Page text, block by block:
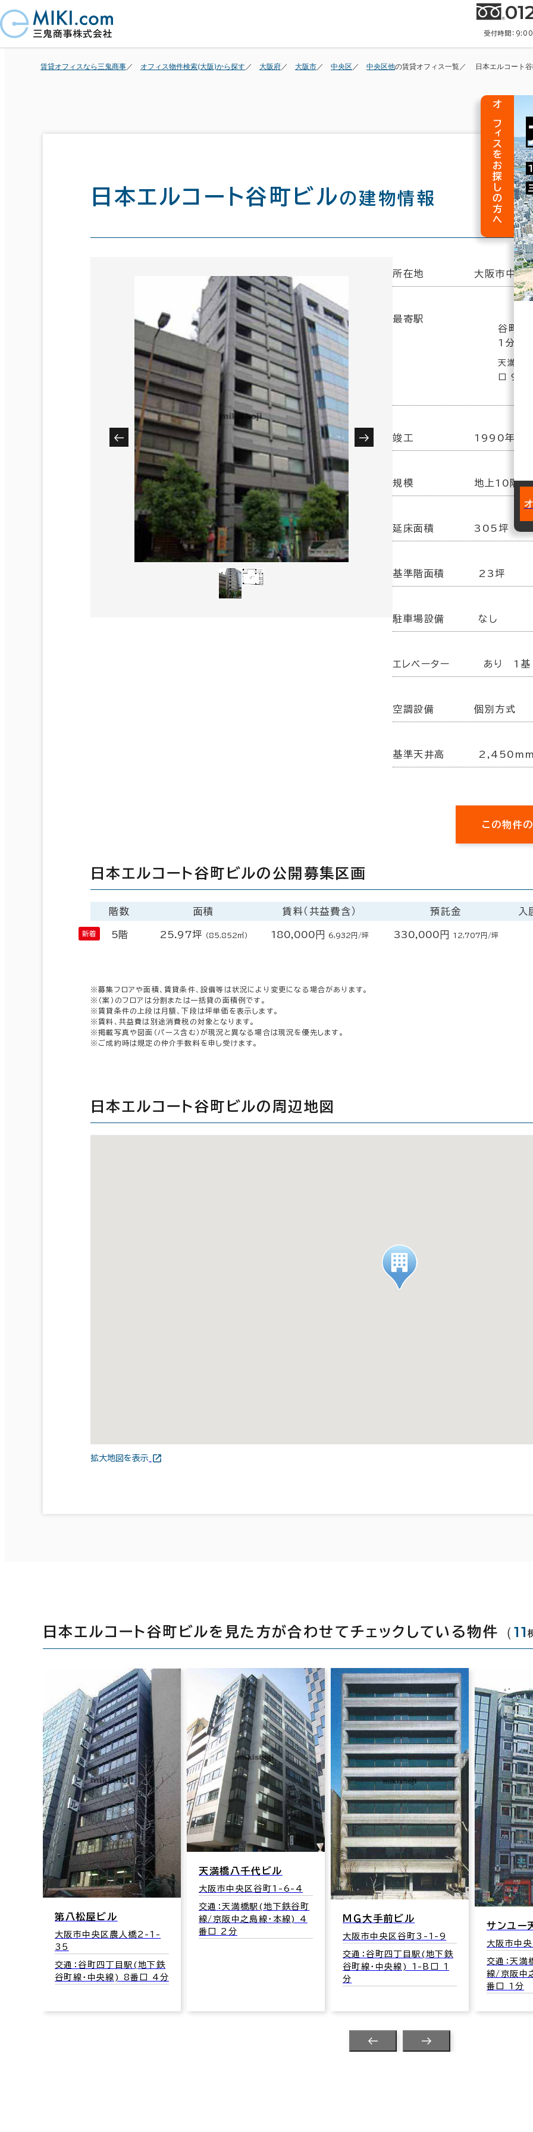
受付時間：
賃貸オフィスなら三鬼商事 オフィス物件検索(大阪)から探す 大阪府 大阪市 中央区 中央区他の賃貸オフィス一覧 日本エルコート
日本エルコート谷町ビルの建物情報
所在地 大阪市中
最寄駅
谷町四
1分
天満橋
口 9分
竣工 1990年 1
規模 地上10階建
延床面積 305坪
基準階面積 23坪
駐車場設備 なし
エレベーター あり 1基
空調設備 個別方式
基準天井高
この物件
日本エルコート谷町ビルの公開募集区画
階数 面積 賃料（共益費含） 預託金 入
5階 25.97坪 （85.852㎡） 180,000円 6,932円/坪 330,000円 12,707円/坪
※募集フロアや面積、賃貸条件、設備等は状況により変更になる場合があります。
※（案）のフロアは分割または一括貸の面積例です。
※賃貸条件の上段は月額、下段は坪単価を表示します。
※賃料、共益費は別途消費税の対象となります。
※掲載写真や図面（パース含む）が現況と異なる場合は現況を優先します。
※ご成約時は規定の仲介手数料を申し受けます。
日本エルコート谷町ビルの周辺地図
拡大地図を表示
日本エルコート谷町ビルを見た方が合わせてチェックしている物件 （11
第八松屋ビル
大阪市中央区農人橋2-1-
35
交通：谷町四丁目駅(地下鉄
谷町線･中央線) 8番口 4分
天満橋八千代ビル
大阪市中央区谷町1-6-4
交通：天満橋駅(地下鉄谷町
線/京阪中之島線･本線) 4
番口 2分
ＭＧ大手前ビル
大阪市中央区谷町3-1-9
交通：谷町四丁目駅(地下鉄
谷町線･中央線) 1-B口 1
分
サンユー
大阪市中
交通：天
線/京阪中
番口 1分
オフィスをお探しの方へ